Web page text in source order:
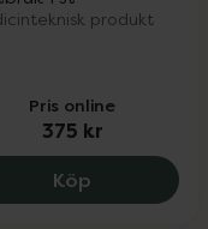
Arch Pad
produkt
Pris online
375 kr
Köp Epitact